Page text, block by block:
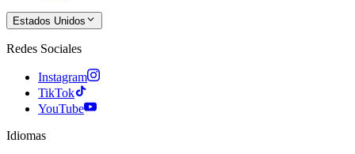
Estados Unidos
Redes Sociales
Instagram
TikTok
YouTube
Idiomas